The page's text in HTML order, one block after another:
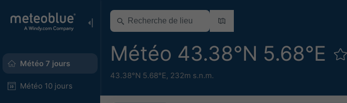
Météo 7 jours
Météo 10 jours
Météo 43.38°N 5.68°E
43.38°N 5.68°E, 232m s.n.m.